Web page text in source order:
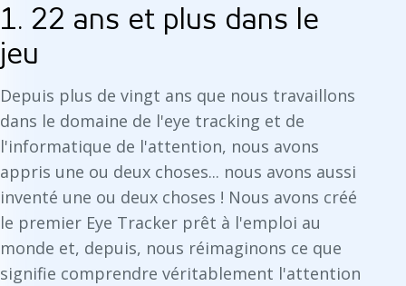
1. 22 ans et plus dans le
jeu
Depuis plus de vingt ans que nous travaillons
dans le domaine de l'eye tracking et de
l'informatique de l'attention, nous avons
appris une ou deux choses... nous avons aussi
inventé une ou deux choses ! Nous avons créé
le premier Eye Tracker prêt à l'emploi au
monde et, depuis, nous réimaginons ce que
signifie comprendre véritablement l'attention